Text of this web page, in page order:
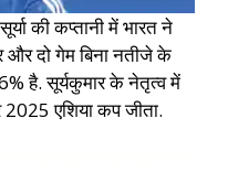
की कप्तानी में भारत ने
दो गेम बिना नतीजे के
है. सूर्यकुमार के नेतृत्व में
एशिया कप जीता.